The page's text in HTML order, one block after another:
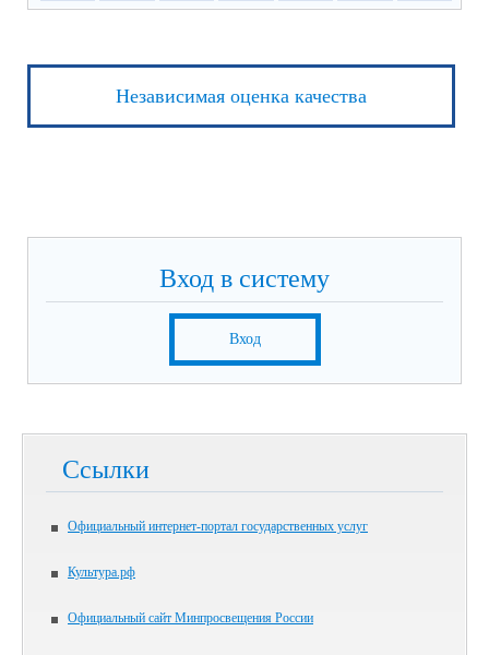
Независимая оценка качества
Вход в систему
Вход
Ссылки
Официальный интернет-портал государственных услуг
Культура.рф
Официальный сайт Минпросвещения России